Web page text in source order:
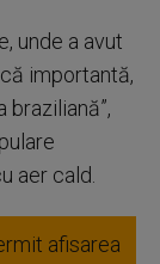
unde a avut
importantă,
braziliană”,
aer cald.
afisarea